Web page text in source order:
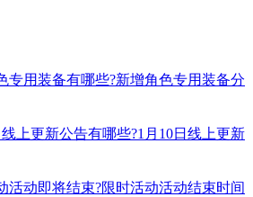
专用装备有哪些?新增角色专用装备分
上更新公告有哪些?1月10日线上更新
活动即将结束?限时活动活动结束时间